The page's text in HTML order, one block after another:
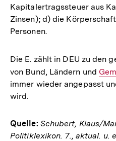
Link:
Kapitalertragssteuer aus
Zinsen); d) die
Personen.
Die E. zählt in DEU zu den
von Bund, Ländern und
immer wieder angepasst
wird.
Quelle: Schubert, Klaus/
Politiklexikon. 7., aktual. u.